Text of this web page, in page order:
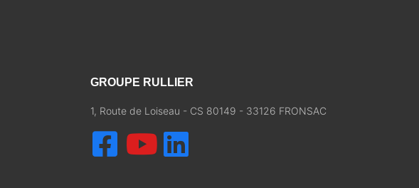
GROUPE RULLIER
1, Route de Loiseau - CS 80149 - 33126 FRONSAC